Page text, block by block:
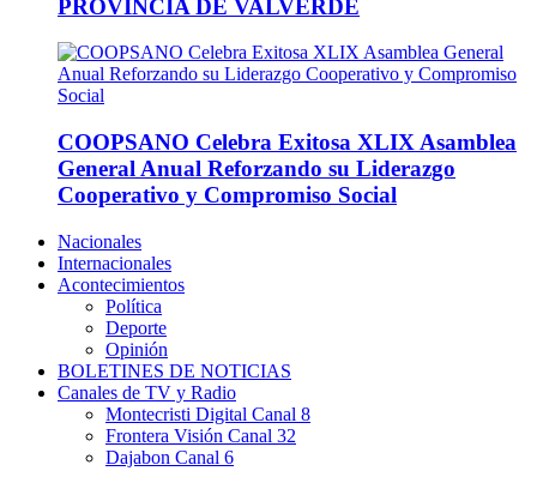
PROVINCIA DE VALVERDE
COOPSANO Celebra Exitosa XLIX Asamblea
General Anual Reforzando su Liderazgo
Cooperativo y Compromiso Social
Nacionales
Internacionales
Acontecimientos
Política
Deporte
Opinión
BOLETINES DE NOTICIAS
Canales de TV y Radio
Montecristi Digital Canal 8
Frontera Visión Canal 32
Dajabon Canal 6